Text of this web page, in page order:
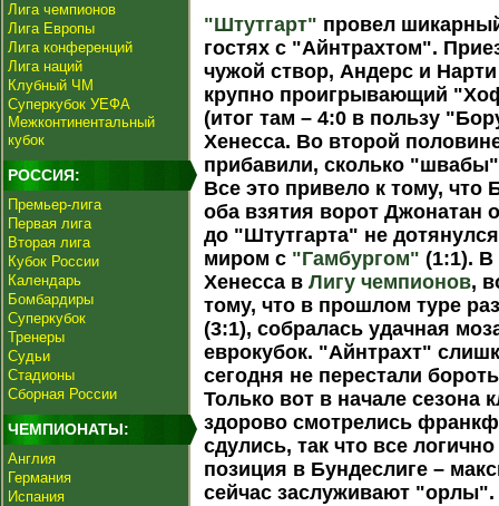
Лига чемпионов
Лига Европы
Лига конференций
Лига наций
Клубный ЧМ
Суперкубок УЕФА
Межконтинентальный
кубок
РОССИЯ:
Премьер-лига
Первая лига
Вторая лига
Кубок России
Календарь
Бомбардиры
Суперкубок
Тренеры
Судьи
Стадионы
Сборная России
ЧЕМПИОНАТЫ:
Англия
Германия
Испания
"Штутгарт" провел
гостях с "Айнтрахтом".
чужой створ, Андерс и
крупно проигрывающий
(итог там – 4:0 в пользу
Хенесса. Во второй
прибавили, сколько
Все это привело к тому, что
оба взятия ворот Джонатан
до "Штутгарта" не
миром с "Гамбургом" (1:1). В
Хенесса вЛигу чемпионов,
тому, что в прошлом туре
(3:1), собралась удачная
еврокубок. "Айнтрахт"
сегодня не перестали
Только вот в начале сезона
здорово смотрелись
сдулись, так что все
позиция в Бундеслиге –
сейчас заслуживают "орлы".